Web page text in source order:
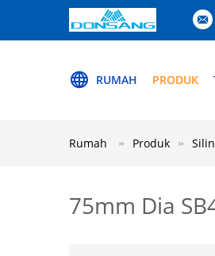
RUMAH PRODUK
Rumah Produk
75mm Dia